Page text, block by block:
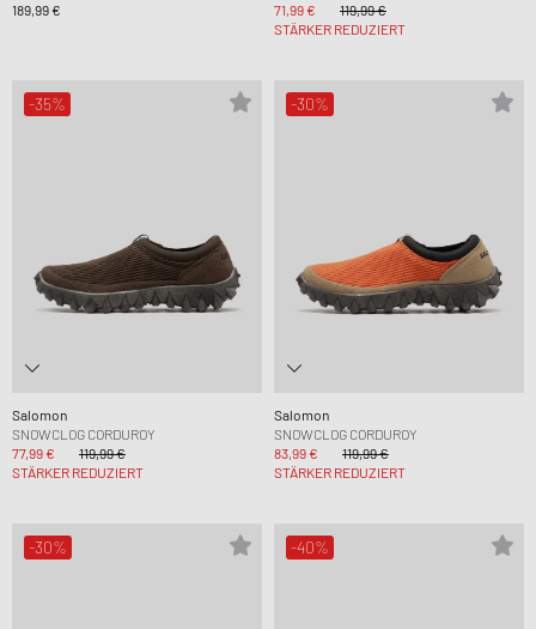
189,99 €
71,99 €
119,99 €
STÄRKER REDUZIERT
-35%
Salomon
SNOWCLOG CORDUROY
77,99 €
119,99 €
STÄRKER REDUZIERT
-30%
Salomon
SNOWCLOG CORDUROY
83,99 €
119,99 €
STÄRKER REDUZIERT
-30% -40%